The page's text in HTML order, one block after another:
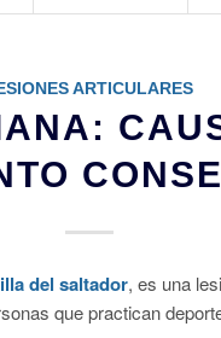
ARTICULARES
del saltador, es una
que practican